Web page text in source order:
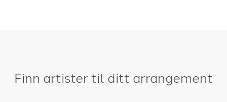
Finn artister til ditt arrangement